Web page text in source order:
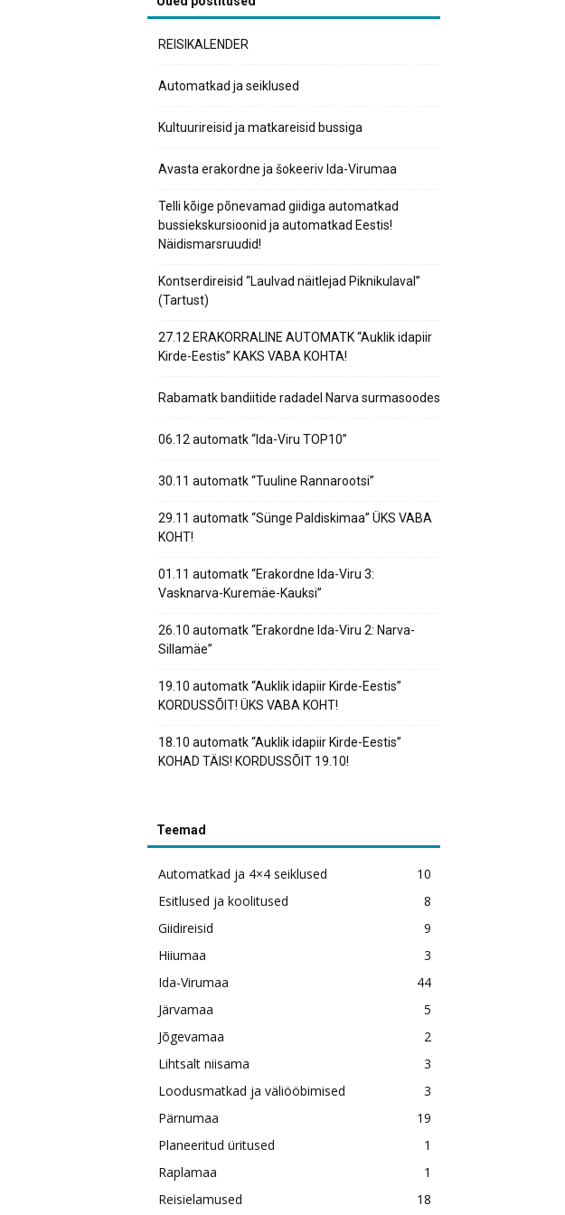
REISIKALENDER
Automatkad ja seiklused
Kultuurireisid ja matkareisid bussiga
Avasta erakordne ja šokeeriv Ida-Virumaa
Telli kõige põnevamad giidiga automatkad
bussiekskursioonid ja automatkad Eestis!
Näidismarsruudid!
Kontserdireisid “Laulvad näitlejad Piknikulaval”
(Tartust)
27.12 ERAKORRALINE AUTOMATK “Auklik idapiir
Kirde-Eestis” KAKS VABA KOHTA!
Rabamatk bandiitide radadel Narva surmasoodes
06.12 automatk “Ida-Viru TOP10”
30.11 automatk “Tuuline Rannarootsi”
29.11 automatk “Sünge Paldiskimaa” ÜKS VABA
KOHT!
01.11 automatk “Erakordne Ida-Viru 3:
Vasknarva-Kuremäe-Kauksi”
26.10 automatk “Erakordne Ida-Viru 2: Narva-
Sillamäe”
19.10 automatk “Auklik idapiir Kirde-Eestis”
KORDUSSÕIT! ÜKS VABA KOHT!
18.10 automatk “Auklik idapiir Kirde-Eestis”
KOHAD TÄIS! KORDUSSÕIT 19.10!
Teemad
Automatkad ja 4×4 seiklused
10
Esitlused ja koolitused
8
Giidireisid
9
Hiiumaa
3
Ida-Virumaa
44
Järvamaa
5
Jõgevamaa
2
Lihtsalt niisama
3
Loodusmatkad ja väliööbimised
3
Pärnumaa
19
Planeeritud üritused
1
Raplamaa
1
Reisielamused
18